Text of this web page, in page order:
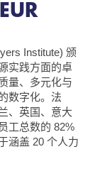
Institute) 颁
实践方面的卓
量、多元化与
数字化。法
、英国、意大
工总数的 82%
涵盖 20 个人力